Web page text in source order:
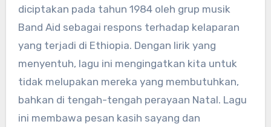
diciptakan pada tahun 1984 oleh grup musik
Band Aid sebagai respons terhadap kelaparan
yang terjadi di Ethiopia. Dengan lirik yang
menyentuh, lagu ini mengingatkan kita untuk
tidak melupakan mereka yang membutuhkan,
bahkan di tengah-tengah perayaan Natal. Lagu
ini membawa pesan kasih sayang dan